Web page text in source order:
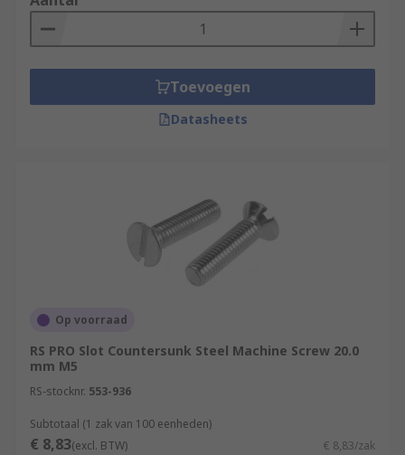
Toevoegen
Datasheets
Op voorraad
RS PRO Slot Countersunk Steel Machine Screw 20.0
mm M5
RS-stocknr. 553-936
Subtotaal (1 zak van 100 eenheden)
€ 8,83(excl. BTW) € 8,83/zak